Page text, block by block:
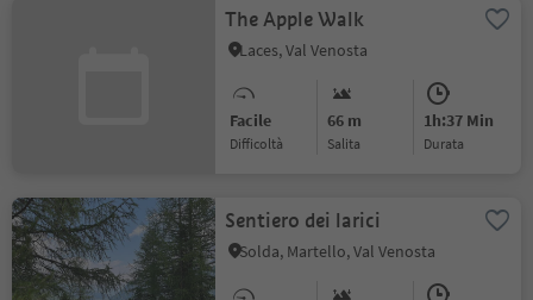
The Apple Walk
Laces, Val Venosta
Facile
Difficoltà
66 m
Salita
1h:37 Min
durata
Sentiero dei larici
Solda, Martello, Val Venosta